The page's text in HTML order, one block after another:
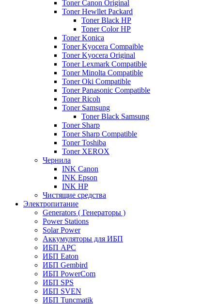
Toner Canon Original
Toner Hewllet Packard
Toner Black HP
Toner Color HP
Toner Konica
Toner Kyocera Compaible
Toner Kyocera Original
Toner Lexmark Compatible
Toner Minolta Compatible
Toner Oki Compatible
Toner Panasonic Compatible
Toner Ricoh
Toner Samsung
Toner Black Samsung
Toner Sharp
Toner Sharp Compatible
Toner Toshiba
Toner XEROX
Чернила
INK Canon
INK Epson
INK HP
Чистящие средства
Электропитание
Generators ( Генераторы )
Power Stations
Solar Power
Аккумуляторы для ИБП
ИБП APC
ИБП Eaton
ИБП Gembird
ИБП PowerCom
ИБП SPS
ИБП SVEN
ИБП Tuncmatik